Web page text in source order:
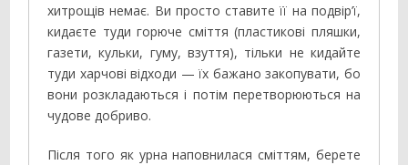
хитрощів немає. Ви просто ставите її на подвір’ї,
кидаєте туди горюче сміття (пластикові пляшки,
газети, кульки, гуму, взуття), тільки не кидайте
туди харчові відходи — їх бажано закопувати, бо
вони розкладаються і потім перетворюються на
чудове добриво.
Після того як урна наповнилася сміттям, берете